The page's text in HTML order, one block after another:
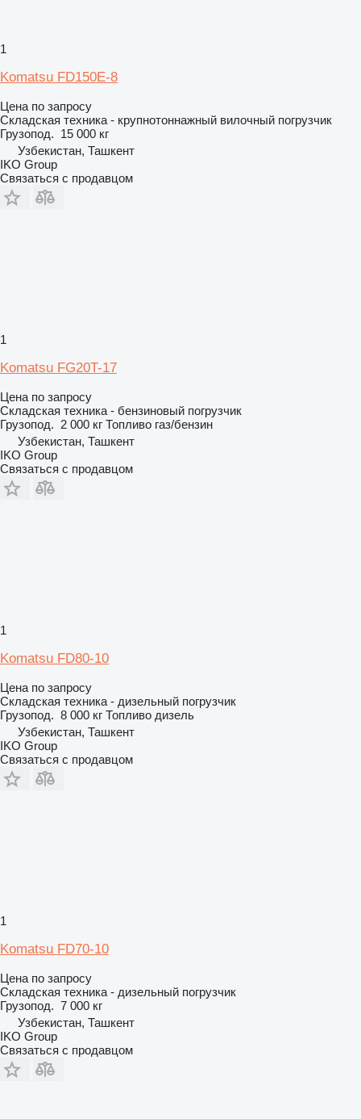
1
Komatsu FD150E-8
Цена по запросу
Складская техника - крупнотоннажный вилочный погрузчик
Грузопод. 15 000 кг
Узбекистан, Ташкент
IKO Group
Связаться с продавцом
1
Komatsu FG20T-17
Цена по запросу
Складская техника - бензиновый погрузчик
Грузопод. 2 000 кг Топливо газ/бензин
Узбекистан, Ташкент
IKO Group
Связаться с продавцом
1
Komatsu FD80-10
Цена по запросу
Складская техника - дизельный погрузчик
Грузопод. 8 000 кг Топливо дизель
Узбекистан, Ташкент
IKO Group
Связаться с продавцом
1
Komatsu FD70-10
Цена по запросу
Складская техника - дизельный погрузчик
Грузопод. 7 000 кг
Узбекистан, Ташкент
IKO Group
Связаться с продавцом